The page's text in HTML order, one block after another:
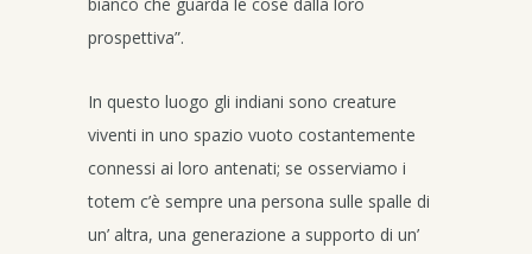
prospettiva”.
In questo luogo gli indiani sono creature
viventi in uno spazio vuoto costantemente
connessi ai loro antenati; se osserviamo i
totem c’è sempre una persona sulle spalle di
un’ altra, una generazione a supporto di un’